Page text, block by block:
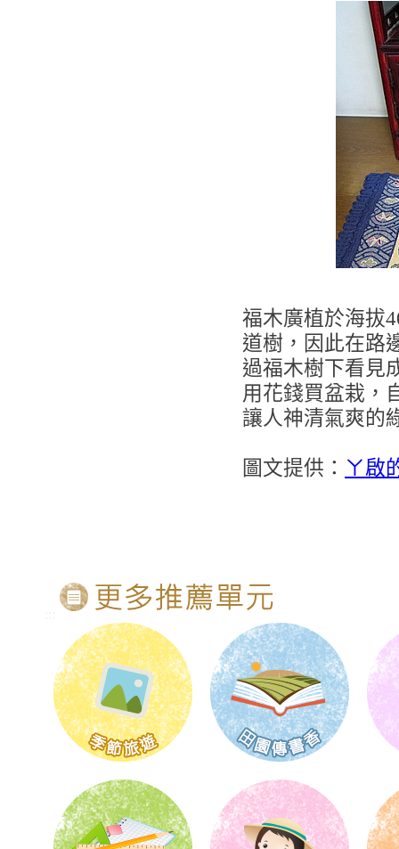
福木廣植於海拔
道樹，因此在路
過福木樹下看見
用花錢買盆栽，
讓人神清氣爽的
圖文提供： ㄚ啟